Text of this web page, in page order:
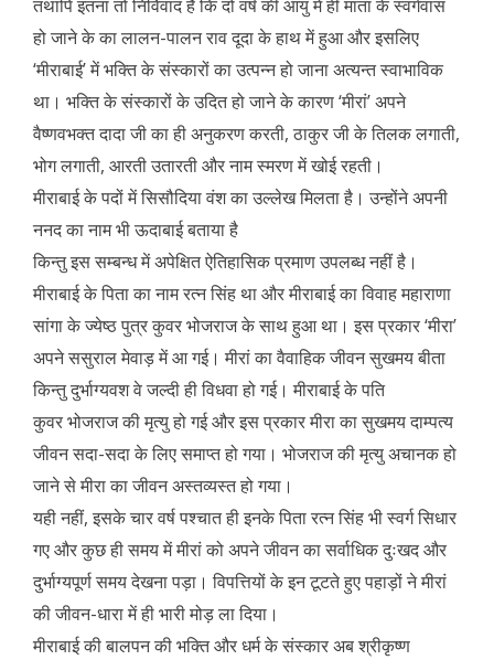
तथापि इतना तो निर्विवाद है कि दो वर्ष की आयु में ही माता के स्वर्गवास
हो जाने के का लालन-पालन राव दूदा के हाथ में हुआ और इसलिए
‘मीराबाई’ में भक्ति के संस्कारों का उत्पन्न हो जाना अत्यन्त स्वाभाविक
था। भक्ति के संस्कारों के उदित हो जाने के कारण ‘मीरां’ अपने
वैष्णवभक्त दादा जी का ही अनुकरण करती, ठाकुर जी के तिलक लगाती,
भोग लगाती, आरती उतारती और नाम स्मरण में खोई रहती।
मीराबाई के पदों में सिसौदिया वंश का उल्लेख मिलता है। उन्होंने अपनी
ननद का नाम भी ऊदाबाई बताया है
किन्तु इस सम्बन्ध में अपेक्षित ऐतिहासिक प्रमाण उपलब्ध नहीं है।
मीराबाई के पिता का नाम रत्न सिंह था और मीराबाई का विवाह महाराणा
सांगा के ज्येष्ठ पुत्र कुवर भोजराज के साथ हुआ था। इस प्रकार ‘मीरा’
अपने ससुराल मेवाड़ में आ गई। मीरां का वैवाहिक जीवन सुखमय बीता
किन्तु दुर्भाग्यवश वे जल्दी ही विधवा हो गई। मीराबाई के पति
कुवर भोजराज की मृत्यु हो गई और इस प्रकार मीरा का सुखमय दाम्पत्य
जीवन सदा-सदा के लिए समाप्त हो गया। भोजराज की मृत्यु अचानक हो
जाने से मीरा का जीवन अस्तव्यस्त हो गया।
यही नहीं, इसके चार वर्ष पश्चात ही इनके पिता रत्न सिंह भी स्वर्ग सिधार
गए और कुछ ही समय में मीरां को अपने जीवन का सर्वाधिक दुःखद और
दुर्भाग्यपूर्ण समय देखना पड़ा। विपत्तियों के इन टूटते हुए पहाड़ों ने मीरां
की जीवन-धारा में ही भारी मोड़ ला दिया।
मीराबाई की बालपन की भक्ति और धर्म के संस्कार अब श्रीकृष्ण